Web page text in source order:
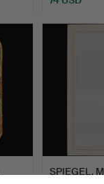
SPIEGEL,